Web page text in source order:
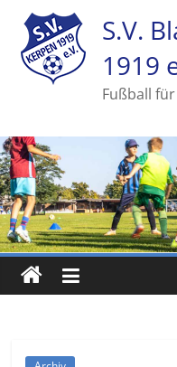
S.V.
1919
Fußball